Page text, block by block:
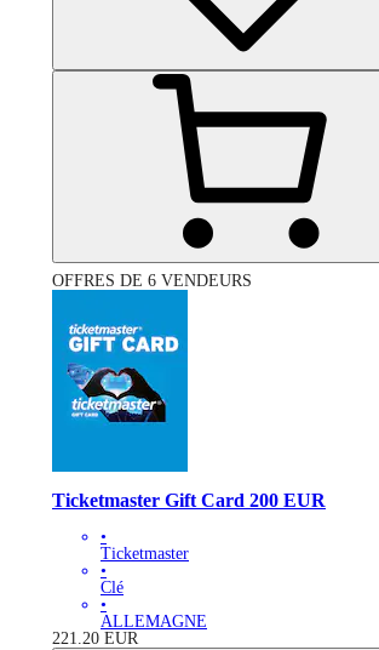
OFFRES DE 6 VENDEURS
Ticketmaster Gift Card 200 EUR
•
Ticketmaster
•
Clé
•
ALLEMAGNE
221.20 EUR